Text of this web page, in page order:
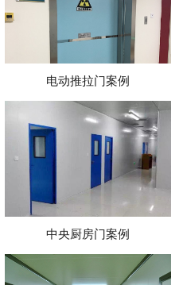
电动推拉门案例
中央厨房门案例